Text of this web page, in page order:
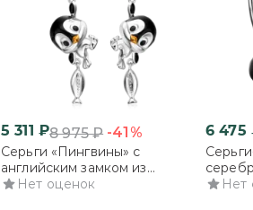
с частичным выбором, в этом
своего заказа. Укажите
ПОДРОБНЕЕ
5 311 ₽8 975₽ -41%
Серьги «Пингвины» с
английским замком из
серебра с эмалью
Нет оценок
6 475
Нет